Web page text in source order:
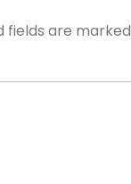
fields are marked